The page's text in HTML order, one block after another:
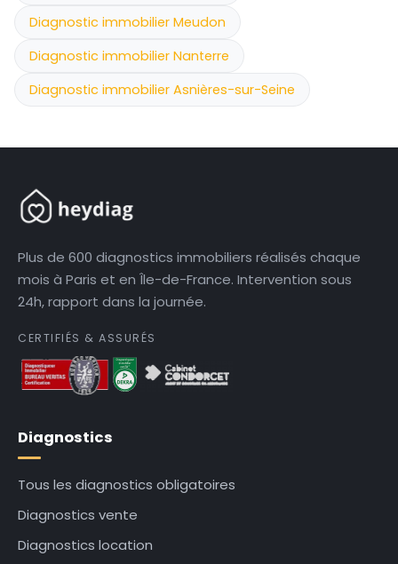
Diagnostic immobilier Meudon
Diagnostic immobilier Nanterre
Diagnostic immobilier Asnières-sur-Seine
Plus de 600 diagnostics immobiliers réalisés chaque
mois à Paris et en Île-de-France. Intervention sous
24h, rapport dans la journée.
CERTIFIÉS & ASSURÉS
Diagnostics
Tous les diagnostics obligatoires
Diagnostics vente
Diagnostics location